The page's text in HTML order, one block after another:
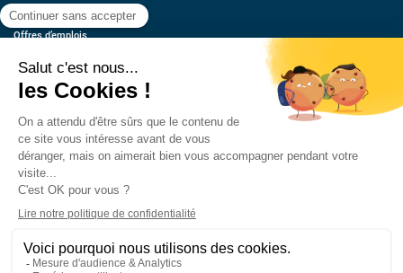
Économie
Offres d’emplois
Contact
Estimez votre voiture
Mentions légales
CGU